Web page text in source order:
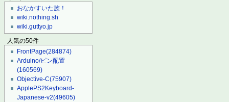
おなかすいた族！
wiki.nothing.sh
wiki.guttyo.jp
人気の50件
FrontPage(284874)
Arduino/ピン配置
(160569)
Objective-C(75907)
ApplePS2Keyboard-
Japanese-v2(49605)